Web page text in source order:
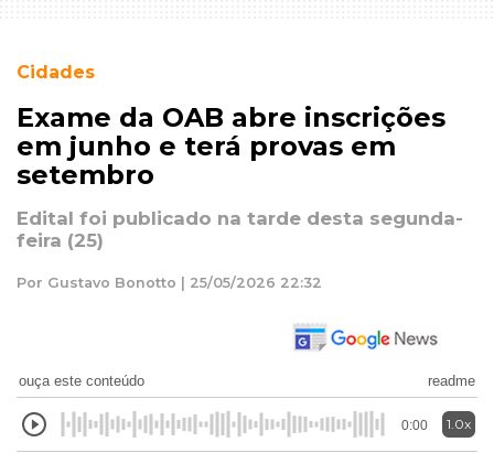
Cidades
Exame da OAB abre inscrições
em junho e terá provas em
setembro
Edital foi publicado na tarde desta segunda-
feira (25)
Por Gustavo Bonotto | 25/05/2026 22:32
ouça este conteúdo readme
0:00 1.0x